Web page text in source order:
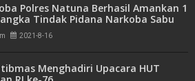
Polres Natuna Berhasil Amankan 1
Tindak Pidana Narkoba Sabu
2021-8-16
Menghadiri Upacara HUT